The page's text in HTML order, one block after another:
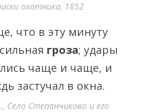
охотника, 1852
что в эту минуту
гроза; удары
чаще и чаще, и
застучал в окна.
Село Степанчиково и его